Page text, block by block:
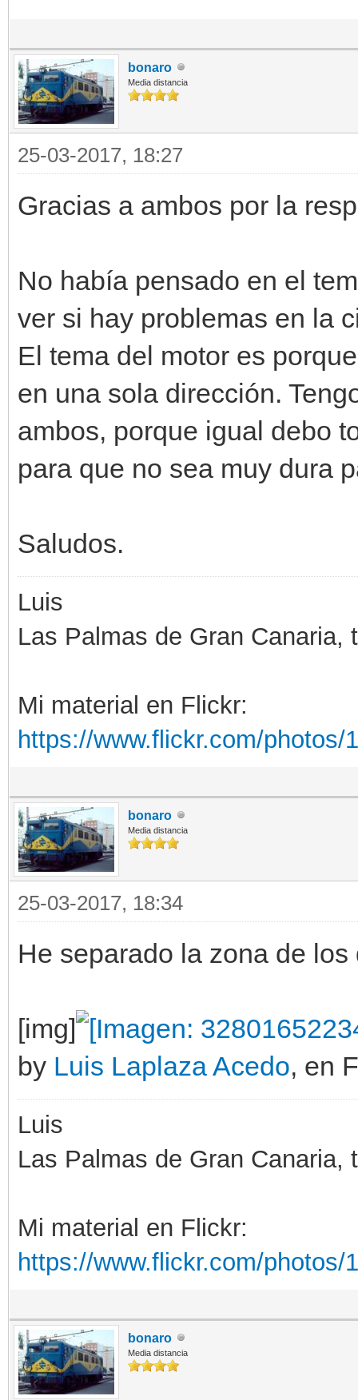
bonaro
Media distancia
25-03-2017, 18:27
Gracias a ambos por la
No había pensado en el
ver si hay problemas en la
El tema del motor es
en una sola dirección.
ambos, porque igual debo
para que no sea muy dura
Saludos.
Luis
Las Palmas de Gran
Mi material en Flickr:
https://www.flickr.com/photos/
bonaro
Media distancia
25-03-2017, 18:34
He separado la zona de los
[img]
by Luis Laplaza Acedo, en
Luis
Las Palmas de Gran
Mi material en Flickr:
https://www.flickr.com/photos/
bonaro
Media distancia